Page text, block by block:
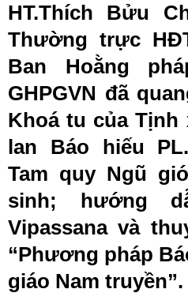
HT.Thích Bửu
Thường trực
Ban Hoằng
GHPGVN đã
Khoá tu của Tịnh
lan Báo hiếu
Tam quy Ngũ
sinh; hướng
Vipassana và
“Phương pháp
giáo Nam truyền”.